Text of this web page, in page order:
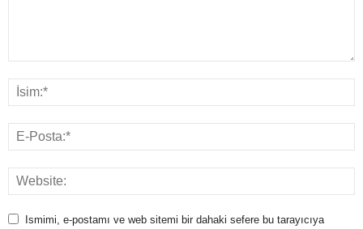
Ismimi, e-postamı ve web sitemi bir dahaki sefere bu tarayıcıya